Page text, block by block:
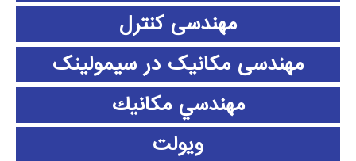
مهندسی کنترل
مهندسی مکانیک در سیمولینک
مهندسي مكانيك
ویولت